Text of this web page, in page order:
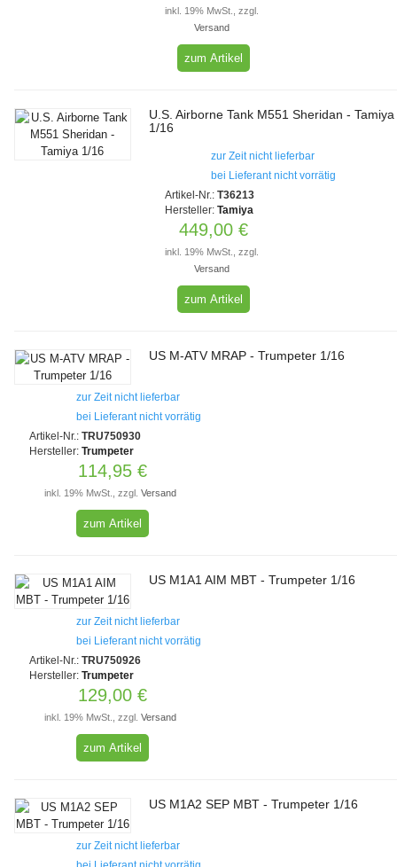
inkl. 19% MwSt., zzgl.
Versand
zum Artikel
U.S. Airborne Tank M551 Sheridan - Tamiya
1/16
zur Zeit nicht lieferbar
bei Lieferant nicht vorrätig
Artikel-Nr.: T36213
Hersteller: Tamiya
449,00 €
inkl. 19% MwSt., zzgl.
Versand
zum Artikel
US M-ATV MRAP - Trumpeter 1/16
zur Zeit nicht lieferbar
bei Lieferant nicht vorrätig
Artikel-Nr.:TRU750930
Hersteller:Trumpeter
114,95 €
inkl. 19% MwSt., zzgl. Versand
zum Artikel
US M1A1 AIM MBT - Trumpeter 1/16
zur Zeit nicht lieferbar
bei Lieferant nicht vorrätig
Artikel-Nr.:TRU750926
Hersteller:Trumpeter
129,00 €
inkl. 19% MwSt., zzgl. Versand
zum Artikel
US M1A2 SEP MBT - Trumpeter 1/16
zur Zeit nicht lieferbar